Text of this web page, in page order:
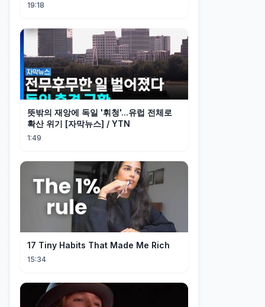
19:18
뜻밖의 재앙에 독일 '휘청'...유럽 전체로
확산 위기 [자막뉴스] / YTN
1:49
17 Tiny Habits That Made Me Rich
15:34